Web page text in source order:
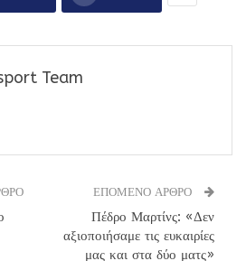
Team
ΕΠΟΜΕΝΟ ΑΡΘΡΟ
Πέδρο Μαρτίνς: «Δεν
αξιοποιήσαμε τις ευκαιρίες
μας και στα δύο ματς»